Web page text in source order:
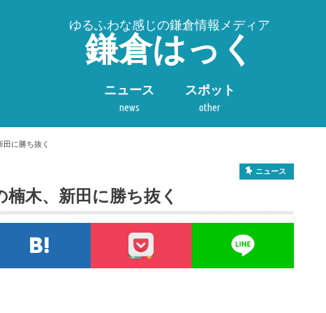
ゆるふわな感じの鎌倉情報メディア
鎌倉はっく
ニュース
news
スポット
other
に勝ち抜く
ニュース
木、新田に勝ち抜く
でシェア このエントリーをはてなブックマークに追加